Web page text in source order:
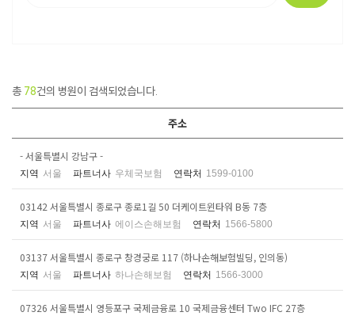
총 78건의 병원이 검색되었습니다.
주소
- 서울특별시 강남구 -
지역 서울 파트너사 우체국보험 연락처 1599-0100
03142 서울특별시 종로구 종로1길 50 더케이트윈타워 B동 7층
지역 서울 파트너사 에이스손해보험 연락처 1566-5800
03137 서울특별시 종로구 창경궁로 117 (하나손해보험빌딩, 인의동)
지역 서울 파트너사 하나손해보험 연락처 1566-3000
07326 서울특별시 영등포구 국제금융로 10 국제금융센터 Two IFC 27층